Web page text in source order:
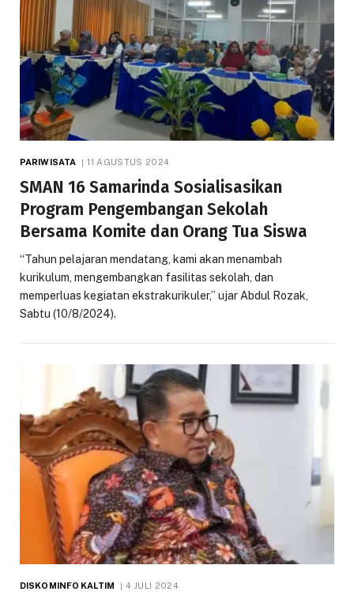
PARIWISATA 11 AGUSTUS 2024
SMAN 16 Samarinda Sosialisasikan
Program Pengembangan Sekolah
Bersama Komite dan Orang Tua Siswa
“Tahun pelajaran mendatang, kami akan menambah
kurikulum, mengembangkan fasilitas sekolah, dan
memperluas kegiatan ekstrakurikuler,” ujar Abdul Rozak,
Sabtu (10/8/2024).
DISKOMINFO KALTIM 4 JULI 2024